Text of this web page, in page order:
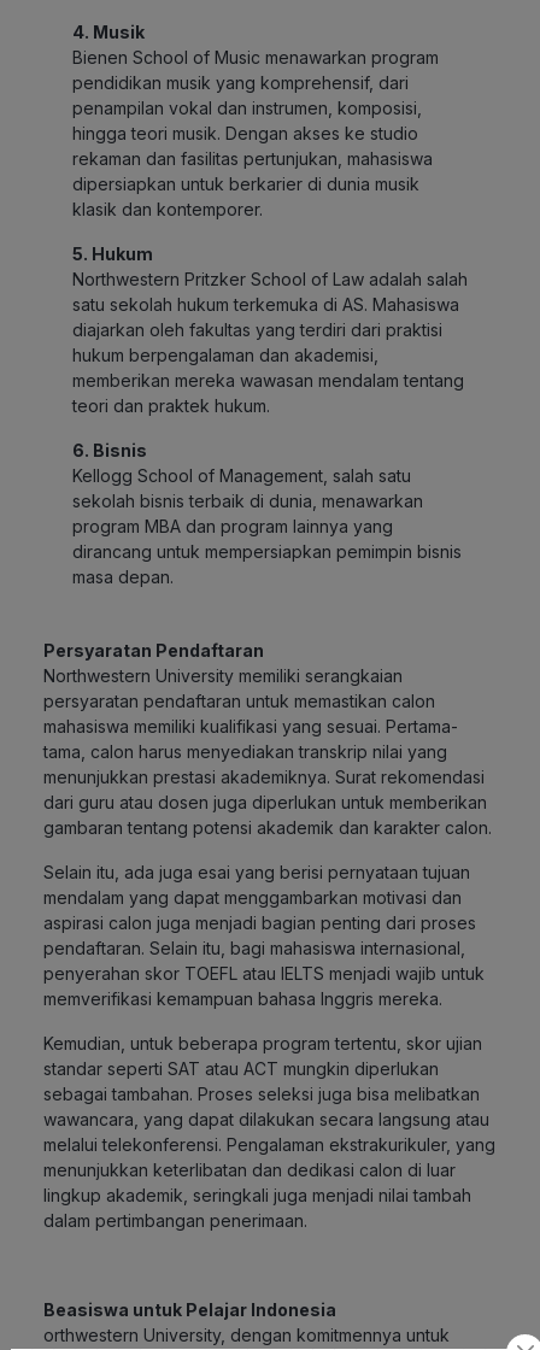
4. Musik
Bienen School of Music menawarkan program
pendidikan musik yang komprehensif, dari
penampilan vokal dan instrumen, komposisi,
hingga teori musik. Dengan akses ke studio
rekaman dan fasilitas pertunjukan, mahasiswa
dipersiapkan untuk berkarier di dunia musik
klasik dan kontemporer.
5. Hukum
Northwestern Pritzker School of Law adalah salah
satu sekolah hukum terkemuka di AS. Mahasiswa
diajarkan oleh fakultas yang terdiri dari praktisi
hukum berpengalaman dan akademisi,
memberikan mereka wawasan mendalam tentang
teori dan praktek hukum.
6. Bisnis
Kellogg School of Management, salah satu
sekolah bisnis terbaik di dunia, menawarkan
program MBA dan program lainnya yang
dirancang untuk mempersiapkan pemimpin bisnis
masa depan.
Persyaratan Pendaftaran
Northwestern University memiliki serangkaian
persyaratan pendaftaran untuk memastikan calon
mahasiswa memiliki kualifikasi yang sesuai. Pertama-
tama, calon harus menyediakan transkrip nilai yang
menunjukkan prestasi akademiknya. Surat rekomendasi
dari guru atau dosen juga diperlukan untuk memberikan
gambaran tentang potensi akademik dan karakter calon.
Selain itu, ada juga esai yang berisi pernyataan tujuan
mendalam yang dapat menggambarkan motivasi dan
aspirasi calon juga menjadi bagian penting dari proses
pendaftaran. Selain itu, bagi mahasiswa internasional,
penyerahan skor TOEFL atau IELTS menjadi wajib untuk
memverifikasi kemampuan bahasa Inggris mereka.
Kemudian, untuk beberapa program tertentu, skor ujian
standar seperti SAT atau ACT mungkin diperlukan
sebagai tambahan. Proses seleksi juga bisa melibatkan
wawancara, yang dapat dilakukan secara langsung atau
melalui telekonferensi. Pengalaman ekstrakurikuler, yang
menunjukkan keterlibatan dan dedikasi calon di luar
lingkup akademik, seringkali juga menjadi nilai tambah
dalam pertimbangan penerimaan.
Beasiswa untuk Pelajar Indonesia
orthwestern University, dengan komitmennya untuk